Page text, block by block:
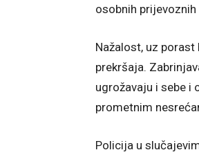
osobnih
Nažalost, uz
prekršaja.
ugrožavaju i sebe i
prometnim
Policija u